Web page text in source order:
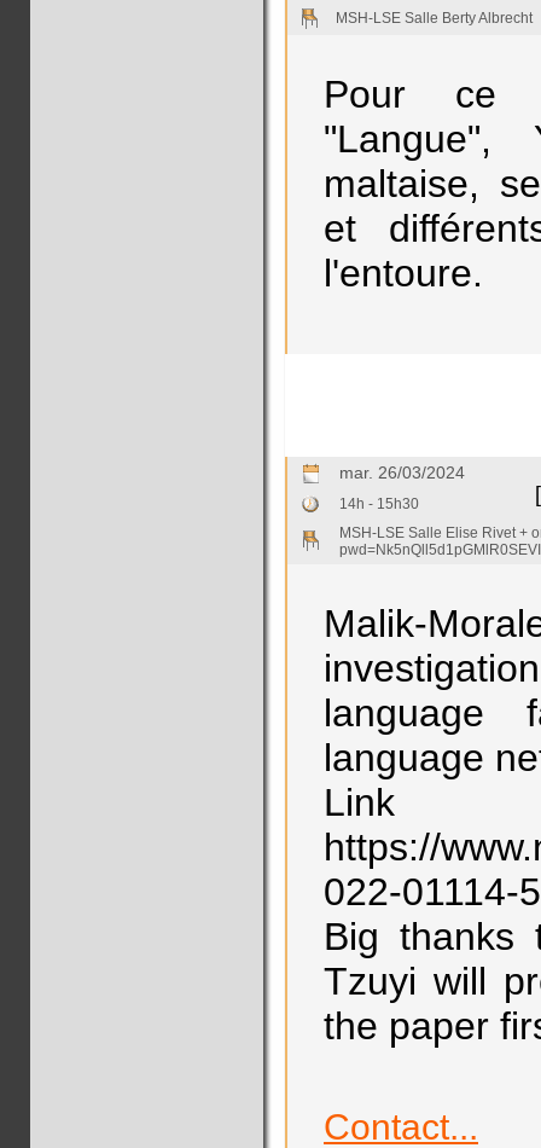
MSH-LSE Salle Berty Albrecht
Pour ce
"Langue",
maltaise,
et
l'entoure.
mar. 26/03/2024
14h - 15h30
MSH-LSE Salle Elise Rivet +
Malik-
language
language
https://
022-01114-
Big thanks
Tzuyi will
the paper
Contact...